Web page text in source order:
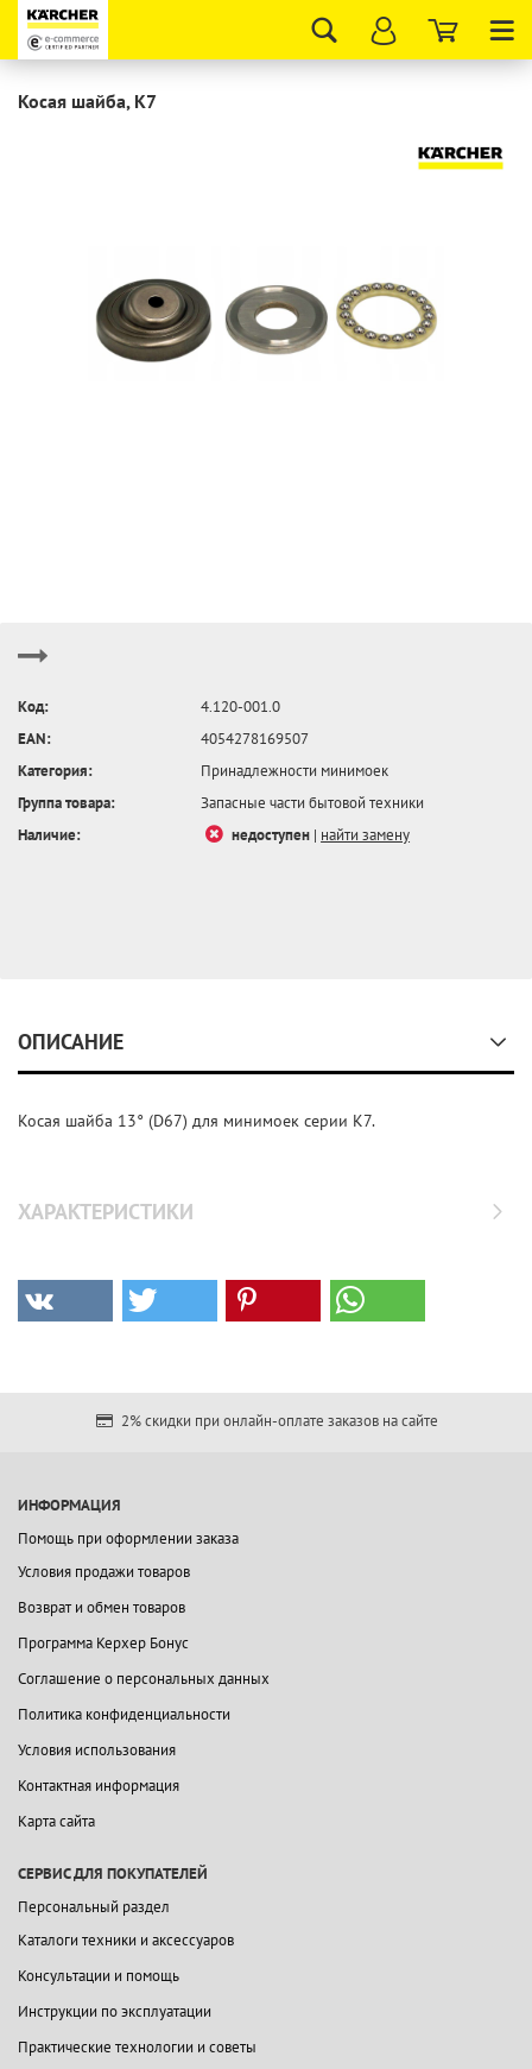
Косая шайба, K7
Код:
4.120-001.0
EAN:
4054278169507
Категория:
Принадлежности минимоек
Группа товара:
Запасные части бытовой техники
Наличие:
недоступен | найти замену
ОПИСАНИЕ
Косая шайба 13° (D67) для минимоек серии K7.
ХАРАКТЕРИСТИКИ
2% скидки при онлайн-оплате заказов на сайте
ИНФОРМАЦИЯ
Помощь при оформлении заказа
Условия продажи товаров
Возврат и обмен товаров
Программа Керхер Бонус
Соглашение о персональных данных
Политика конфиденциальности
Условия использования
Контактная информация
Карта сайта
СЕРВИС ДЛЯ ПОКУПАТЕЛЕЙ
Персональный раздел
Каталоги техники и аксессуаров
Консультации и помощь
Инструкции по эксплуатации
Практические технологии и советы